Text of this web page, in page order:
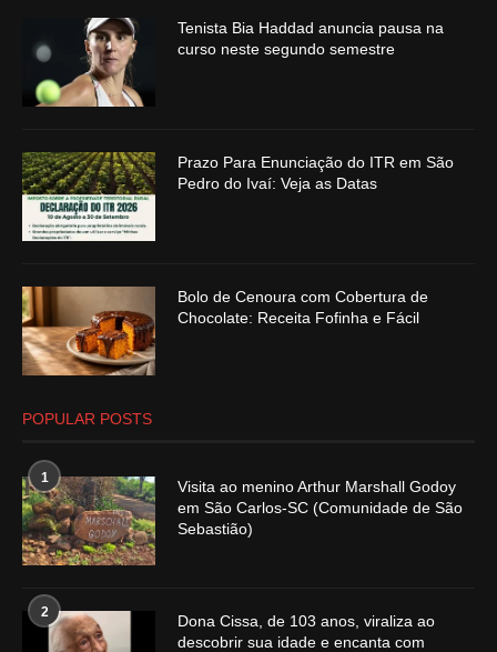
Tenista Bia Haddad anuncia pausa na
curso neste segundo semestre
Prazo Para Enunciação do ITR em São
Pedro do Ivaí: Veja as Datas
Bolo de Cenoura com Cobertura de
Chocolate: Receita Fofinha e Fácil
POPULAR POSTS
1
Visita ao menino Arthur Marshall Godoy
em São Carlos-SC (Comunidade de São
Sebastião)
2
Dona Cissa, de 103 anos, viraliza ao
descobrir sua idade e encanta com